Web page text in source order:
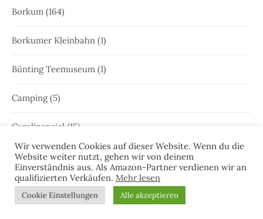
Borkum (164)
Borkumer Kleinbahn (1)
Bünting Teemuseum (1)
Camping(5)
Carolinensiel (15)
CRIME TIME(6)
Ditzum(6)
Wir verwenden Cookies auf dieser Website. Wenn du die
Website weiter nutzt, gehen wir von deinem
Einverständnis aus. Als Amazon-Partner verdienen wir an
qualifizierten Verkäufen. Mehr lesen
Cookie Einstellungen Alle akzeptieren